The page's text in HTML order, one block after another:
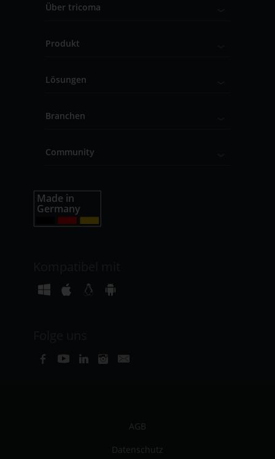
Über tricoma
Produkt
Lösungen
Branchen
Community
AGB
Datenschutz